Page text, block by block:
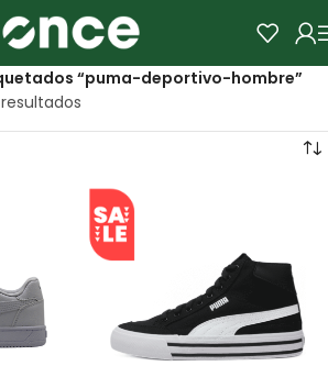
“puma-deportivo-hombre”